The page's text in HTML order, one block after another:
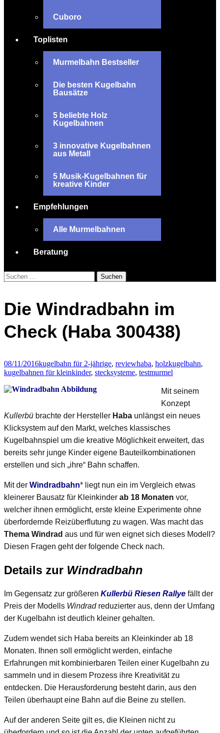
Cuboro
Toplisten
Murmelbahn Bestseller
Die besten Kugelbahn
Bausätze
5 beliebte Holz
Kugelbahnen
3 innovative Kugelbahnen
aus Metall
5 Musik-Kugelbahnen für
kreative Kinder
Empfehlungen
Alle Murmelbahnen
Beratung
Suchen
nach:
Die Windradbahn im
Check (Haba 300438)
08/11/2016kugelbahn für 2-jährige, reviewhaba, holzkugelbahn,
kugelbahnen für kleinkinder, stecksysteme, testmurmel
Mit seinem
Konzept
Kullerbü brachte der Hersteller Haba unlängst ein neues
Klicksystem auf den Markt, welches klassisches
Kugelbahnspiel um die kreative Möglichkeit erweitert, das
bereits sehr junge Kinder eigene Bauteilkombinationen
erstellen und sich „ihre“ Bahn schaffen.
Mit der Windradbahn* liegt nun ein im Vergleich etwas
kleinerer Bausatz für Kleinkinder ab 18 Monaten vor,
welcher ihnen ermöglicht, erste kleine Experimente ohne
überfordernde Reizüberflutung zu wagen. Was macht das
Thema Windrad aus und für wen eignet sich dieses Modell?
Diesen Fragen geht der folgende Check nach.
Details zur Windradbahn
Im Gegensatz zur größeren Kullerbü Riesen Rallye fällt der
Preis der Modells Windradreduzierter aus, denn der Umfang
der Kugelbahn ist deutlich kleiner gehalten.
Zudem wendet sich Haba bereits an Kleinkinder ab 18
Monaten. Ihnen soll ermöglicht werden, einfache
Erfahrungen mit kombinierbaren Teilen einer Kugelbahn zu
sammeln und in diesem Prozess ihre Kreativität zu
entdecken. Die Herausforderung besteht darin, aus den
Teilen überhaupt eine Bahn auf die Beine zu stellen.
Auf der anderen Seite gilt es, die Kleinen nicht zu